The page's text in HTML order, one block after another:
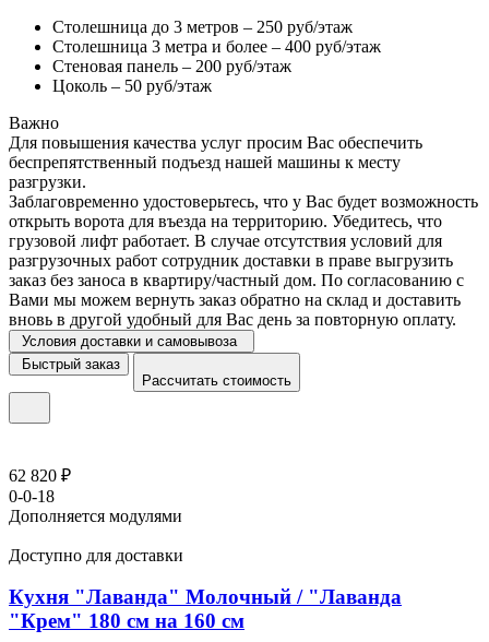
Столешница до 3 метров – 250 руб/этаж
Столешница 3 метра и более – 400 руб/этаж
Стеновая панель – 200 руб/этаж
Цоколь – 50 руб/этаж
Важно
Для повышения качества услуг просим Вас обеспечить
беспрепятственный подъезд нашей машины к месту
разгрузки.
Заблаговременно удостоверьтесь, что у Вас будет возможность
открыть ворота для въезда на территорию. Убедитесь, что
грузовой лифт работает. В случае отсутствия условий для
разгрузочных работ сотрудник доставки в праве выгрузить
заказ без заноса в квартиру/частный дом. По согласованию с
Вами мы можем вернуть заказ обратно на склад и доставить
вновь в другой удобный для Вас день за повторную оплату.
Условия доставки и самовывоза
Быстрый заказ
Рассчитать стоимость
62 820 ₽
0-0-18
Дополняется модулями
Доступно для доставки
Кухня "Лаванда" Молочный / "Лаванда
"Крем" 180 см на 160 см